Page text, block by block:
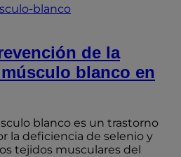
de la
blanco en
blanco es un trastorno
la deficiencia de selenio y
tejidos musculares del